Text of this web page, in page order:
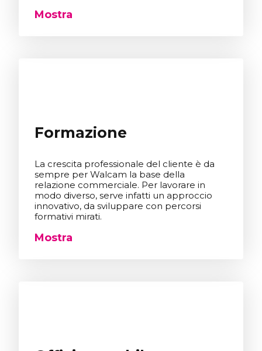
Mostra
Formazione
La crescita professionale del cliente è da
sempre per Walcam la base della
relazione commerciale. Per lavorare in
modo diverso, serve infatti un approccio
innovativo, da sviluppare con percorsi
formativi mirati.
Mostra